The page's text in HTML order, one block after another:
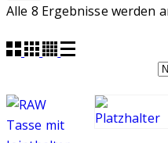
Alle 8 Ergebnisse werden